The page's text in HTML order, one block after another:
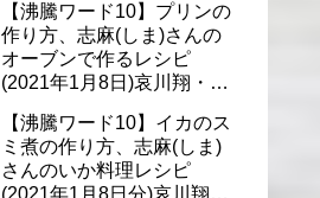
【沸騰ワード10】プリンの
作り方、志麻(しま)さんの
オーブンで作るレシピ
(2021年1月8日)哀川翔・滝
理
【沸騰ワード10】イカのス
ミ煮の作り方、志麻(しま)
さんのいか料理レシピ